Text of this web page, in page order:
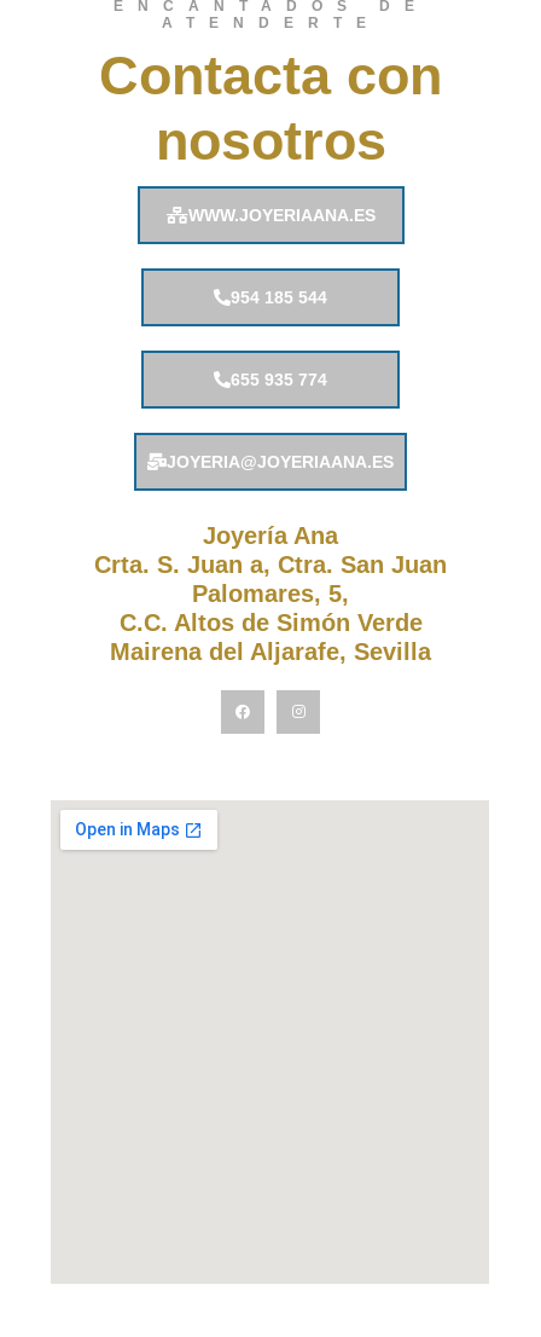
ENCANTADOS DE
ATENDERTE
Contacta con
nosotros
WWW.JOYERIAANA.ES
954 185 544
655 935 774
JOYERIA@JOYERIAANA.ES
Joyería Ana
Crta. S. Juan a, Ctra. San Juan
Palomares, 5,
C.C. Altos de Simón Verde
Mairena del Aljarafe, Sevilla
a
c
e
b
n
s
t
a